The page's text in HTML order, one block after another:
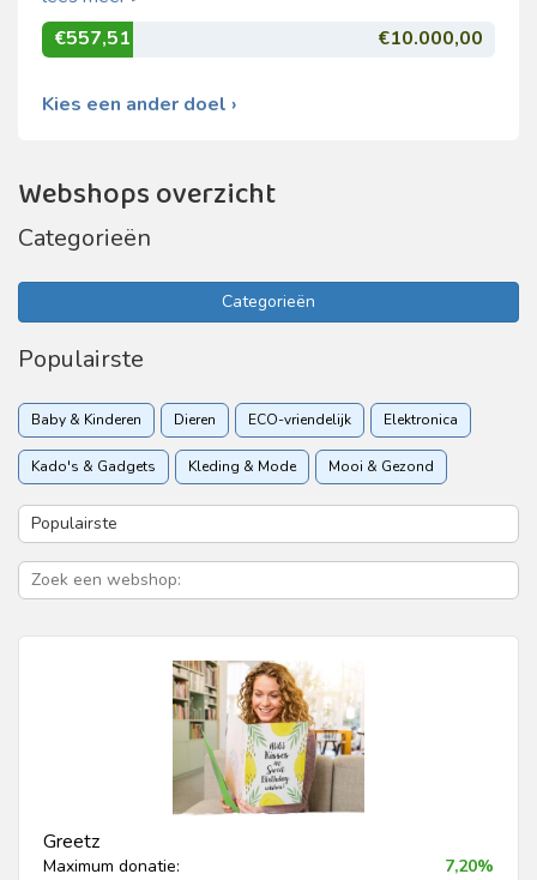
€557,51
€10.000,00
Kies een ander doel ›
Webshops overzicht
Categorieën
Categorieën
Populairste
Baby & Kinderen Dieren ECO-vriendelijk Elektronica
Kado's & Gadgets Kleding & Mode Mooi & Gezond
Sport & Recreatie
Zorgverzekering
Greetz
Maximum donatie: 7,20%